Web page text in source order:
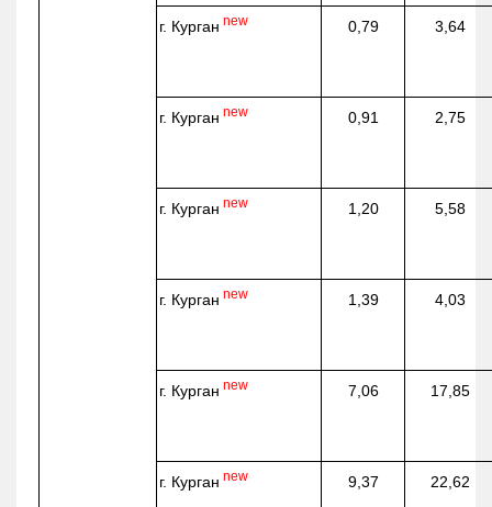
г. Курган new 0,79 3,64
г. Курган new 0,91 2,75
г. Курган new 1,20 5,58
г. Курган new 1,39 4,03
г. Курган new 7,06 17,85
г. Курган new 9,37 22,62